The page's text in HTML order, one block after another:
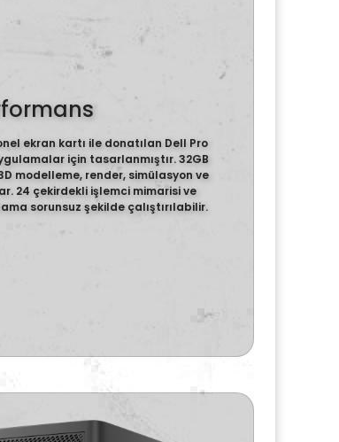
ekran kartı ile donatılan Dell Pro
için tasarlanmıştır. 32GB
modelleme, render, simülasyon ve
24 çekirdekli işlemci mimarisi ve
sorunsuz şekilde çalıştırılabilir.